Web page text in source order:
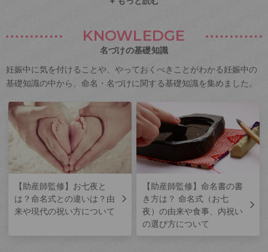
KNOWLEDGE
名づけの基礎知識
妊娠中に気を付けることや、やっておくべきことがわかる妊娠中の
基礎知識の中から、命名・名づけに関する基礎知識を集めました。
【助産師監修】お七夜と
は？命名式との違いは？由
来や現代の祝い方について
【助産師監修】命名書の書
き方は？ 命名式（お七
夜）の由来や食事、内祝い
の選び方について